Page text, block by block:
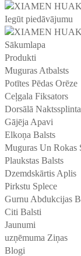
Iegūt piedāvājumu
Sākumlapa
Produkti
Muguras Atbalsts
Potītes Pēdas Orēze
Ceļgala Fiksators
Dorsālā Naktssplinta
Gājēja Apavi
Elkoņa Balsts
Muguras Un Rokas
Plaukstas Balsts
Dzemdskārtis Aplis
Pirkstu Splece
Gurnu Abdukcijas
Citi Balsti
Jaunumi
uzņēmuma Ziņas
Blogi